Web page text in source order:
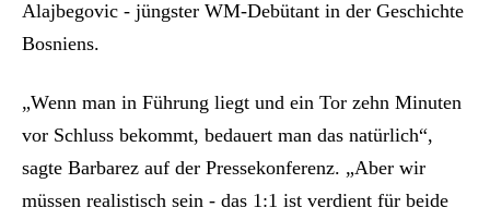
Alajbegovic - jüngster WM-Debütant in der Geschichte
Bosniens.
„Wenn man in Führung liegt und ein Tor zehn Minuten
vor Schluss bekommt, bedauert man das natürlich“,
sagte Barbarez auf der Pressekonferenz. „Aber wir
müssen realistisch sein - das 1:1 ist verdient für beide